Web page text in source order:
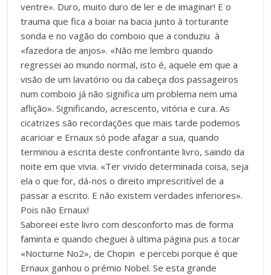
ventre». Duro, muito duro de ler e de imaginar! E o
trauma que fica a boiar na bacia junto à torturante
sonda e no vagão do comboio que a conduziu à
«fazedora de anjos». «Não me lembro quando
regressei ao mundo normal, isto é, aquele em que a
visão de um lavatório ou da cabeça dos passageiros
num comboio já não significa um problema nem uma
aflição». Significando, acrescento, vitória e cura. As
cicatrizes são recordações que mais tarde podemos
acariciar e Ernaux só pode afagar a sua, quando
terminou a escrita deste confrontante livro, saindo da
noite em que vivia. «Ter vivido determinada coisa, seja
ela o que for, dá-nos o direito imprescritível de a
passar a escrito. E não existem verdades inferiores».
Pois não Ernaux!
Saboreei este livro com desconforto mas de forma
faminta e quando cheguei à ultima página pus a tocar
«Nocturne No2», de Chopin e percebi porque é que
Ernaux ganhou o prémio Nobel. Se esta grande